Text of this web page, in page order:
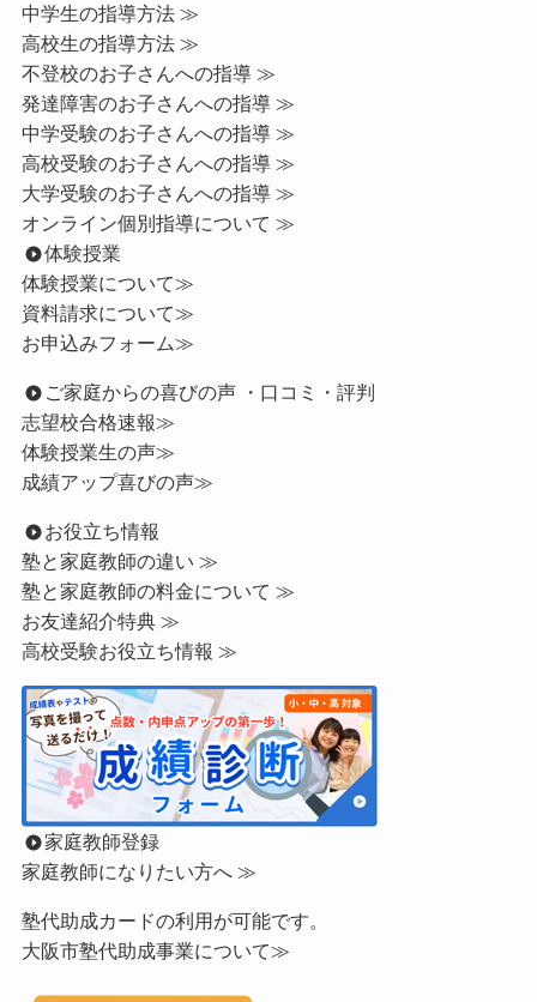
中学生の指導方法 ≫
高校生の指導方法 ≫
不登校のお子さんへの指導 ≫
発達障害のお子さんへの指導 ≫
中学受験のお子さんへの指導 ≫
高校受験のお子さんへの指導 ≫
大学受験のお子さんへの指導 ≫
オンライン個別指導について ≫
体験授業
体験授業について≫
資料請求について≫
お申込みフォーム≫
ご家庭からの喜びの声 ・口コミ・評判
志望校合格速報≫
体験授業生の声≫
成績アップ喜びの声≫
お役立ち情報
塾と家庭教師の違い ≫
塾と家庭教師の料金について ≫
お友達紹介特典 ≫
高校受験お役立ち情報 ≫
家庭教師登録
家庭教師になりたい方へ ≫
塾代助成カードの利用が可能です。
大阪市塾代助成事業について≫